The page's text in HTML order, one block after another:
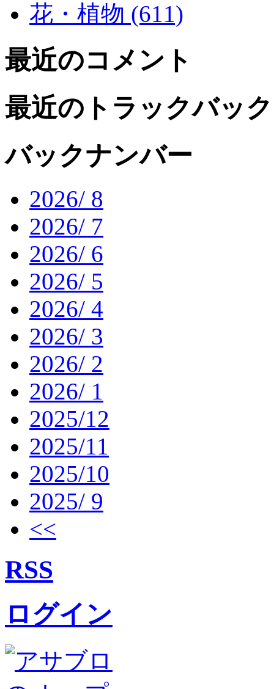
花・植物 (611)
最近のコメント
最近のトラックバック
バックナンバー
2026/ 8
2026/ 7
2026/ 6
2026/ 5
2026/ 4
2026/ 3
2026/ 2
2026/ 1
2025/12
2025/11
2025/10
2025/ 9
<<
RSS
ログイン